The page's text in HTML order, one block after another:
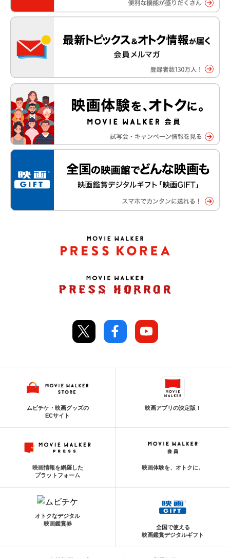
ムビチケ・映画グッズの
ECサイト
映画アプリの決定版！
映画情報を網羅した
プラットフォーム
映画体験を、オトクに。
オトクなデジタル
映画鑑賞券
全国で使える
映画鑑賞デジタルギフト